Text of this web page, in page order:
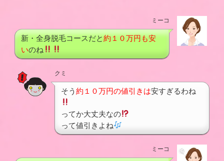
ミーコ
新・全身脱毛コースだと約１０万円も安
いのね
クミ
そう 約１０万円の値引きは安すぎるわね
ってか大丈夫なの
って値引きよね
ミーコ